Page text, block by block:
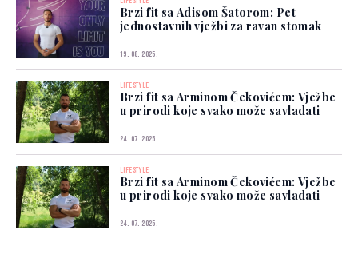
Brzi fit sa Adisom Šatorom: Pet
jednostavnih vježbi za ravan stomak
19. 08. 2025.
LIFESTYLE
Brzi fit sa Arminom Čekovićem: Vježbe
u prirodi koje svako može savladati
24. 07. 2025.
LIFESTYLE
Brzi fit sa Arminom Čekovićem: Vježbe
u prirodi koje svako može savladati
24. 07. 2025.